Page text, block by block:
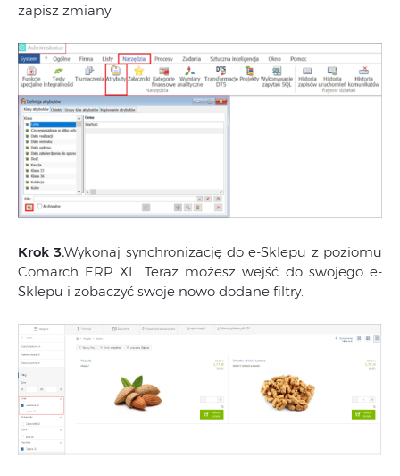
zapisz zmiany.
Krok 3.Wykonaj synchronizację do e-Sklepu z poziomu
Comarch ERP XL. Teraz możesz wejść do swojego e-
Sklepu i zobaczyć swoje nowo dodane filtry.